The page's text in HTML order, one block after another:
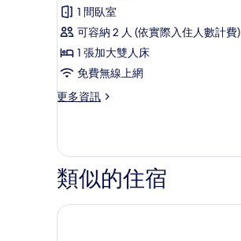
客
房
的
有
片
1 間臥室
可容納 2 人 (依實際入住人數計費)
1 張加大雙人床
免費無線上網
更多資訊
更
客
房
的
詳
情
類似的住宿
伊甸園民宿